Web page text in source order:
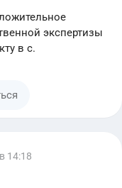
экспертизы
в с.
в 14:18